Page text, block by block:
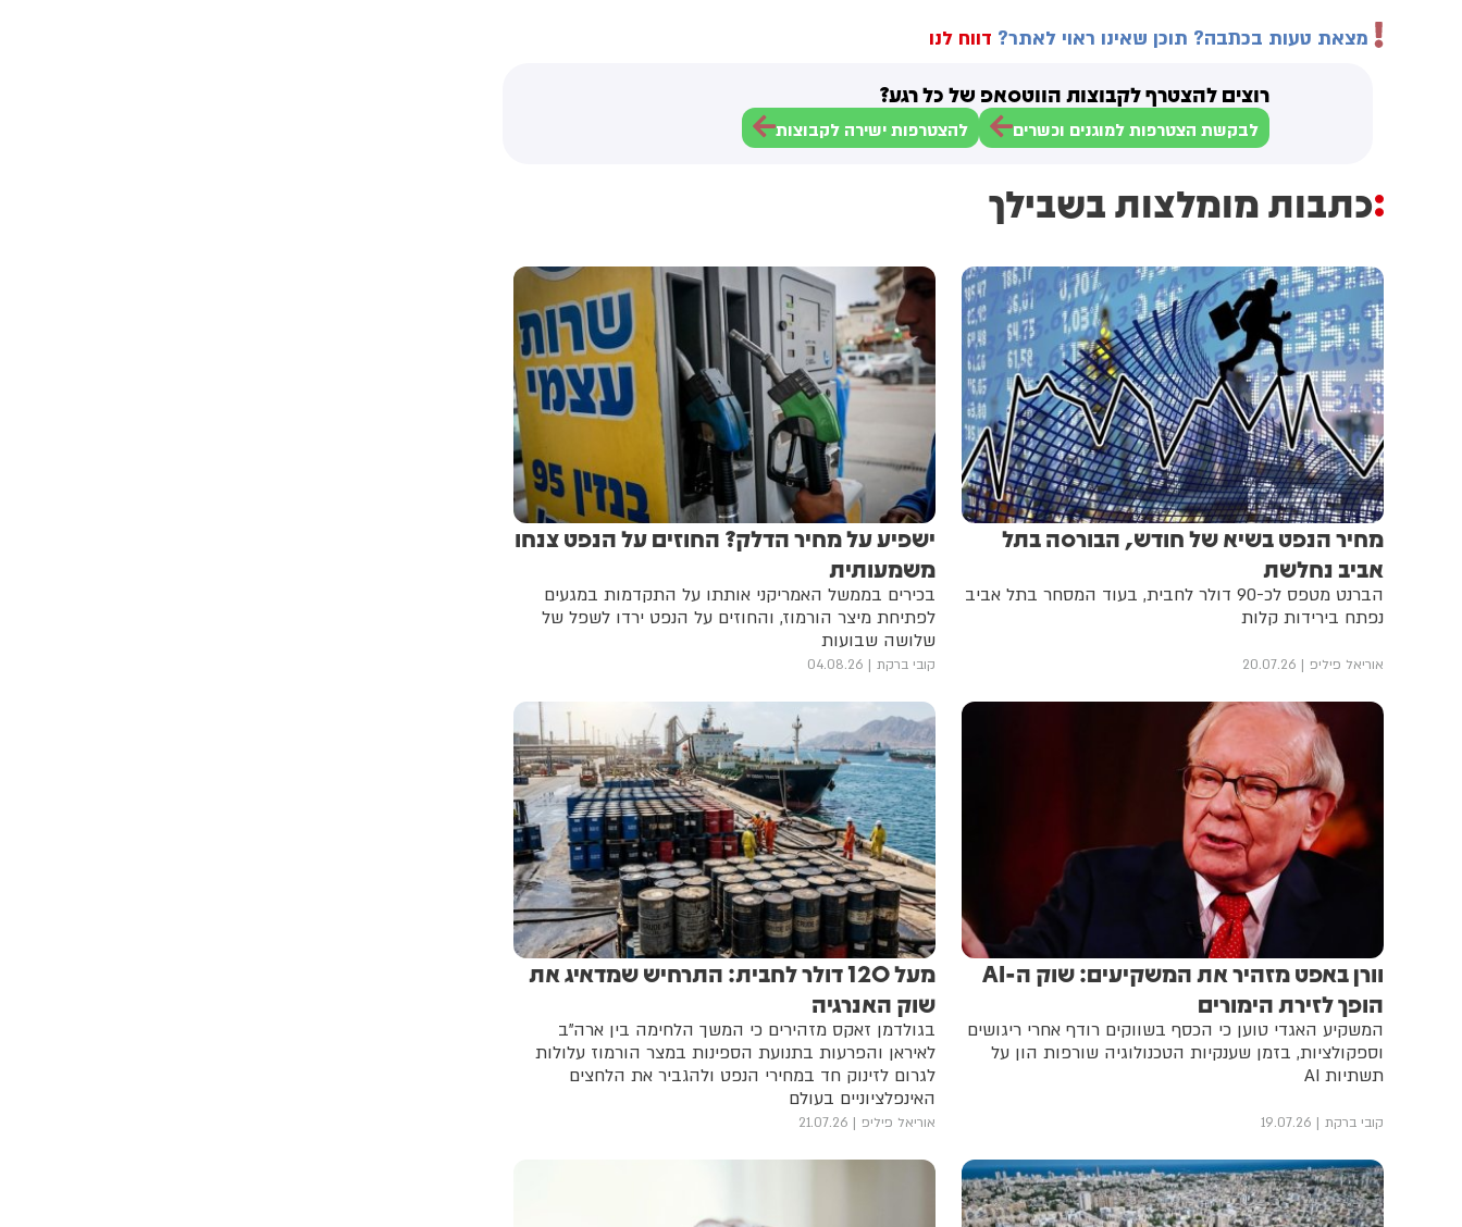
מצאת טעות בכתבה? תוכן שאינו ראוי לאתר? דווח לנו
רוצים להצטרף לקבוצות הווטסאפ של כל רגע?
לבקשת הצטרפות למוגנים וכשרים להצטרפות ישירה לקבוצות
כתבות מומלצות בשבילך
מחיר הנפט בשיא של חודש, הבורסה בתל
אביב נחלשת
הברנט מטפס לכ-90 דולר לחבית, בעוד המסחר בתל אביב
נפתח בירידות קלות
אוריאל פיליפ 20.07.26
ישפיע על מחיר הדלק? החוזים על הנפט צנחו
משמעותית
בכירים בממשל האמריקני אותתו על התקדמות במגעים
לפתיחת מיצר הורמוז, והחוזים על הנפט ירדו לשפל של
שלושה שבועות
קובי ברקת 04.08.26
וורן באפט מזהיר את המשקיעים: שוק ה-AI
הופך לזירת הימורים
המשקיע האגדי טוען כי הכסף בשווקים רודף אחרי ריגושים
וספקולציות, בזמן שענקיות הטכנולוגיה שורפות הון על
תשתיות AI
קובי ברקת 19.07.26
מעל 120 דולר לחבית: התרחיש שמדאיג את
שוק האנרגיה
בגולדמן זאקס מזהירים כי המשך הלחימה בין ארה"ב
לאיראן והפרעות בתנועת הספינות במצר הורמוז עלולות
לגרום לזינוק חד במחירי הנפט ולהגביר את הלחצים
האינפלציוניים בעולם
אוריאל פיליפ 21.07.26